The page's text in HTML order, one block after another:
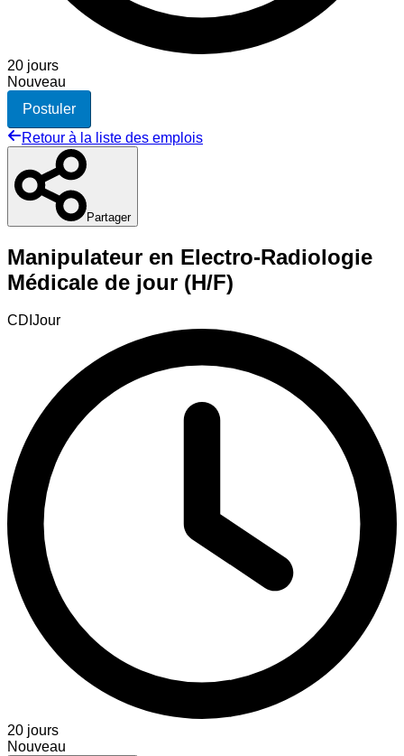
20 jours
Nouveau
Postuler
Retour à la liste des emplois
Partager
Manipulateur en Electro-Radiologie
Médicale de jour (H/F)
CDI Jour
20 jours
Nouveau